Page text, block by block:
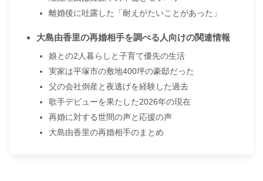
離婚後に吐露した「耐えがたいことがあった」
大島由香里の再婚相手を調べる人向けの関連情報
娘との2人暮らしと子育て優先の生活
実家は平塚市の敷地400坪の豪邸だった
父の会社倒産と夜逃げを経験した過去
歌手デビューを果たした2026年の現在
再婚に対する世間の声と応援の声
大島由香里の再婚相手のまとめ